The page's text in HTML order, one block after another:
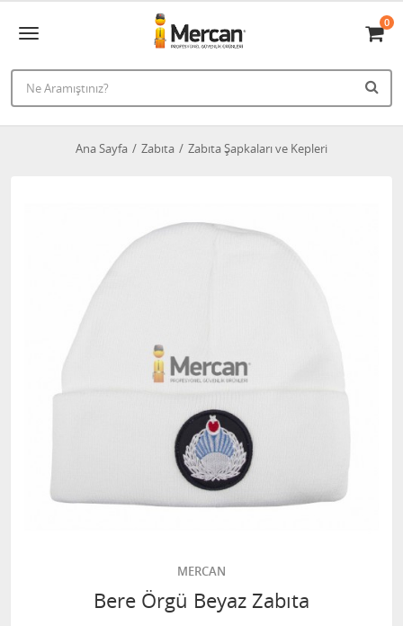
0
Ana Sayfa Zabıta Zabıta Şapkaları ve Kepleri
MERCAN
Bere Örgü Beyaz Zabıta